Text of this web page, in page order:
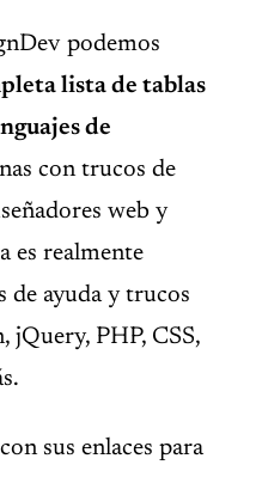
podemos
lista de tablas
de
con trucos de
web y
es realmente
de ayuda y trucos
jQuery, PHP, CSS,
sus enlaces para